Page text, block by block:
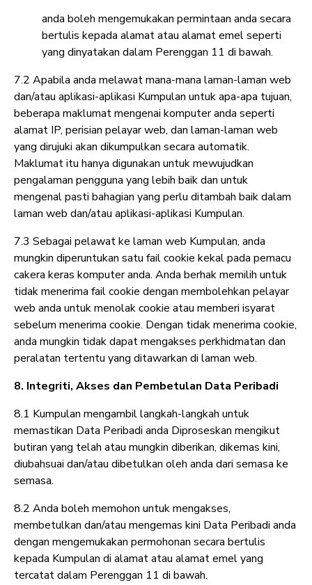
anda boleh mengemukakan permintaan anda secara
bertulis kepada alamat atau alamat emel seperti
yang dinyatakan dalam Perenggan 11 di bawah.
7.2 Apabila anda melawat mana-mana laman-laman web
dan/atau aplikasi-aplikasi Kumpulan untuk apa-apa tujuan,
beberapa maklumat mengenai komputer anda seperti
alamat IP, perisian pelayar web, dan laman-laman web
yang dirujuki akan dikumpulkan secara automatik.
Maklumat itu hanya digunakan untuk mewujudkan
pengalaman pengguna yang lebih baik dan untuk
mengenal pasti bahagian yang perlu ditambah baik dalam
laman web dan/atau aplikasi-aplikasi Kumpulan.
7.3 Sebagai pelawat ke laman web Kumpulan, anda
mungkin diperuntukan satu fail cookie kekal pada pemacu
cakera keras komputer anda. Anda berhak memilih untuk
tidak menerima fail cookie dengan membolehkan pelayar
web anda untuk menolak cookie atau memberi isyarat
sebelum menerima cookie. Dengan tidak menerima cookie,
anda mungkin tidak dapat mengakses perkhidmatan dan
peralatan tertentu yang ditawarkan di laman web.
8. Integriti, Akses dan Pembetulan Data Peribadi
8.1 Kumpulan mengambil langkah-langkah untuk
memastikan Data Peribadi anda Diproseskan mengikut
butiran yang telah atau mungkin diberikan, dikemas kini,
diubahsuai dan/atau dibetulkan oleh anda dari semasa ke
semasa.
8.2 Anda boleh memohon untuk mengakses,
membetulkan dan/atau mengemas kini Data Peribadi anda
dengan mengemukakan permohonan secara bertulis
kepada Kumpulan di alamat atau alamat emel yang
tercatat dalam Perenggan 11 di bawah.